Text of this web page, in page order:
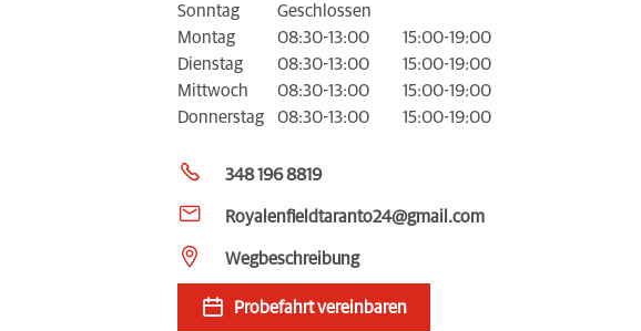
Sonntag
Geschlossen
Montag
08:30-13:00
15:00-19:00
Dienstag
08:30-13:00
15:00-19:00
Mittwoch
08:30-13:00
15:00-19:00
Donnerstag
08:30-13:00 15:00-19:00
348 196 8819
Royalenfieldtaranto24@gmail.com
Wegbeschreibung
Probefahrt vereinbaren